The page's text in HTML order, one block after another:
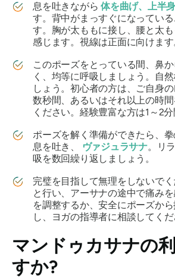
息を吐きながら体を曲げ、上半
す。背中がまっすぐになってい
す。胸が太ももに接し、腰と太
感じます。視線は正面に向けます
このポーズをとっている間、鼻
く、均等に呼吸しましょう。自
しょう。初心者の方は、ご自身
数秒間、あるいはそれ以上の時
ください。経験豊富な方は1～2
ポーズを解く準備ができたら、拳
息を吐き、
ヴァジュラサナ。リ
吸を数回繰り返しましょう。
完璧を目指して無理をしないで
と行い、アーサナの途中で痛み
を調整するか、安全にポーズか
し、ヨガの指導者に相談してく
マンドゥカサナの
すか?